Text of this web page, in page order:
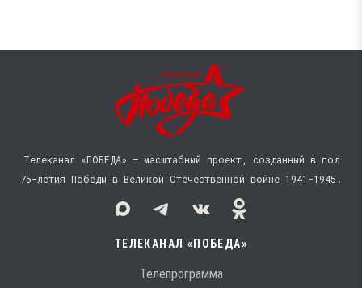
Телеканал «ПОБЕДА» — масштабный проект, созданный в год
75-летия Победы в Великой Отечественной войне 1941−1945.
ТЕЛЕКАНАЛ «ПОБЕДА»
Телепрограмма